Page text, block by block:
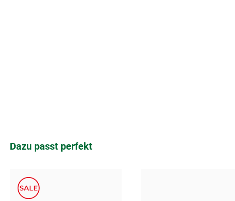
Produktgalerie überspringen
Dazu passt perfekt